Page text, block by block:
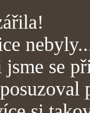
jsme se